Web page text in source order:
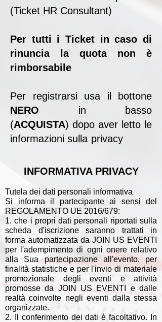
(Ticket HR Consultant)
Per tutti i Ticket in caso di
rinuncia la quota non è
rimborsabile
Per registrarsi usa il bottone
NERO in basso
(ACQUISTA) dopo aver letto le
informazioni sulla privacy
INFORMATIVA PRIVACY
Tutela dei dati personali informativa
Si informa il partecipante ai sensi del
REGOLAMENTO UE 2016/679:
1. che i propri dati personali riportati sulla
scheda d'iscrizione saranno trattati in
forma automatizzata da JOIN US EVENTI
per l'adempimento di ogni onere relativo
alla Sua partecipazione all'evento, per
finalità statistiche e per l'invio di materiale
promozionale degli eventi e attività
promosse da JOIN US EVENTI e dalle
realtà coinvolte negli eventi dalla stessa
organizzate.
2. Il conferimento dei dati è facoltativo. In